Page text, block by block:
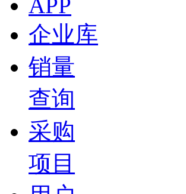
APP
企业库
销量
查询
采购
项目